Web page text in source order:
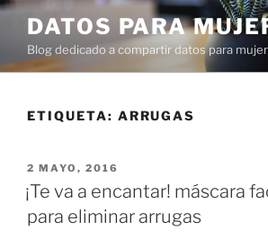
Ir
contenido
DATOS PARA
Blog dedicado a compartir datos para
ETIQUETA: ARRUGAS
PUBLICADO
EN
2 MAYO, 2016
¡Te va a encantar! máscara
para eliminar arrugas